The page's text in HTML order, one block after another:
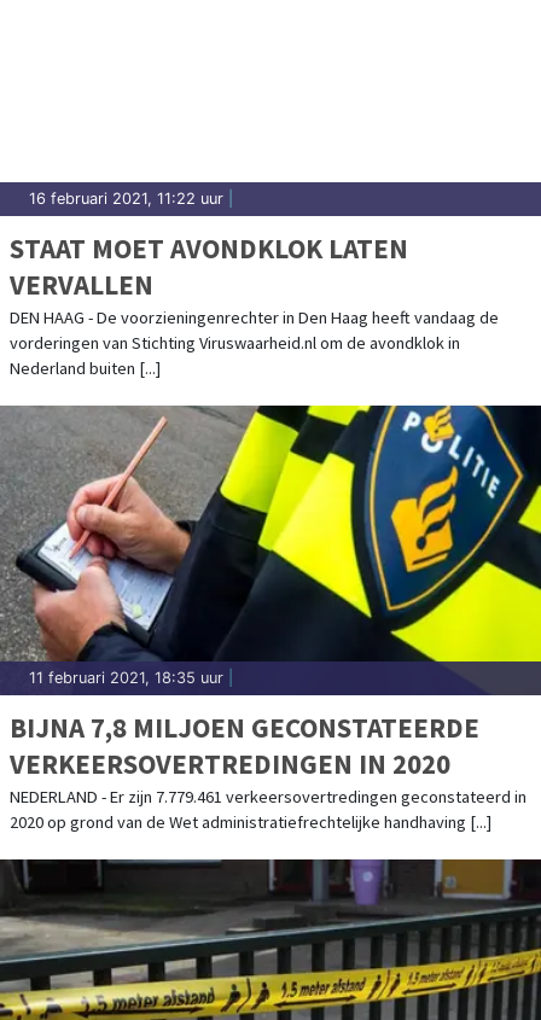
16 februari 2021, 11:22 uur
STAAT MOET AVONDKLOK LATEN
VERVALLEN
DEN HAAG - De voorzieningenrechter in Den Haag heeft vandaag de
vorderingen van Stichting Viruswaarheid.nl om de avondklok in
Nederland buiten [...]
11 februari 2021, 18:35 uur
BIJNA 7,8 MILJOEN GECONSTATEERDE
VERKEERSOVERTREDINGEN IN 2020
NEDERLAND - Er zijn 7.779.461 verkeersovertredingen geconstateerd in
2020 op grond van de Wet administratiefrechtelijke handhaving [...]